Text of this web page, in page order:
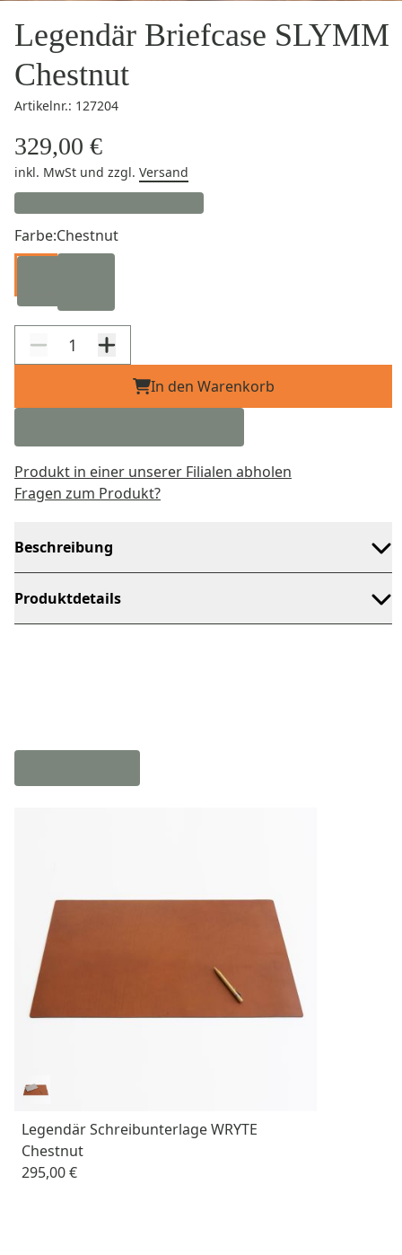
Legendär Briefcase SLYMM
Chestnut
Artikelnr.: 127204
329,00 €
inkl. MwSt und zzgl. Versand
Farbe:Chestnut
In den Warenkorb
Produkt in einer unserer Filialen abholen
Fragen zum Produkt?
Beschreibung
Produktdetails
Legendär Schreibunterlage WRYTE
Chestnut
295,00 €